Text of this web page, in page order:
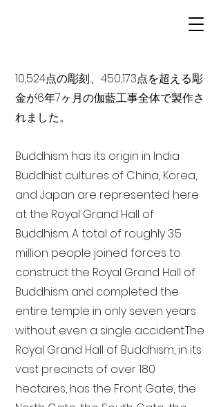
10,524点の彫刻、450,173点を超える彫
金が6年7ヶ月の伽藍工事全体で製作さ
れました。
Buddhism has its origin in India
Buddhist cultures of China, Korea,
and Japan are represented here
at the Royal Grand Hall of
Buddhism. A total of roughly 3.5
million people joined forces to
construct the Royal Grand Hall of
Buddhism and completed the
entire temple in only seven years
without even a single accident. The
Royal Grand Hall of Buddhism, in its
vast precincts of over 180
hectares, has the Front Gate, the